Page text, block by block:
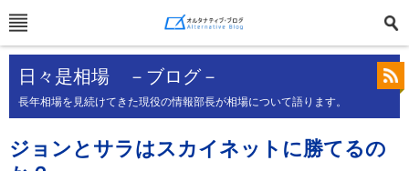
日々是相場 －ブログ－
長年相場を見続けてきた現役の情報部長が相場について語ります。
ジョンとサラはスカイネットに勝てるの